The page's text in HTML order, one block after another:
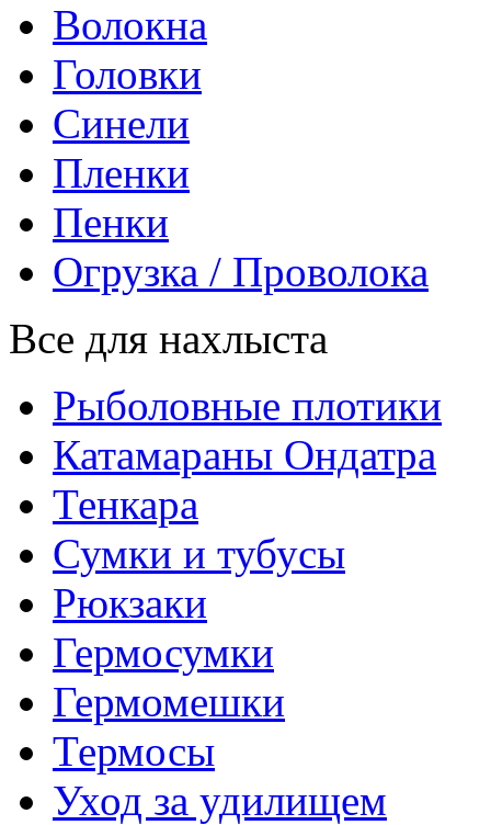
Волокна
Головки
Синели
Пленки
Пенки
Огрузка / Проволока
Все для нахлыста
Рыболовные плотики
Катамараны Ондатра
Тенкара
Сумки и тубусы
Рюкзаки
Гермосумки
Гермомешки
Термосы
Уход за удилищем